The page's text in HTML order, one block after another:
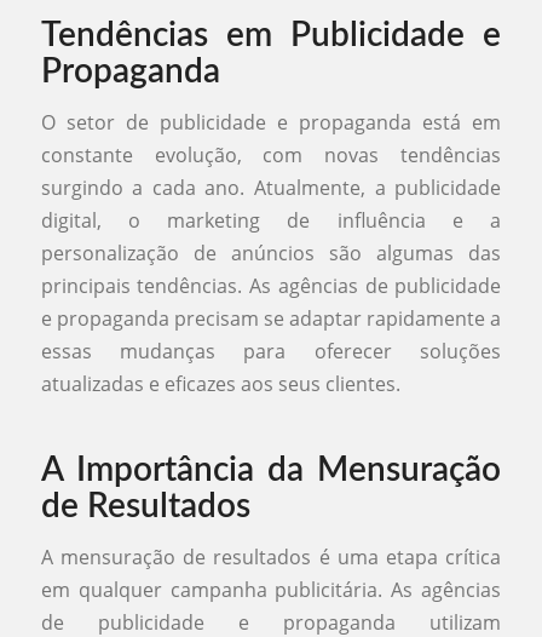
Tendências em Publicidade e
Propaganda
O setor de publicidade e propaganda está em
constante evolução, com novas tendências
surgindo a cada ano. Atualmente, a publicidade
digital, o marketing de influência e a
personalização de anúncios são algumas das
principais tendências. As agências de publicidade
e propaganda precisam se adaptar rapidamente a
essas mudanças para oferecer soluções
atualizadas e eficazes aos seus clientes.
A Importância da Mensuração
de Resultados
A mensuração de resultados é uma etapa crítica
em qualquer campanha publicitária. As agências
de publicidade e propaganda utilizam